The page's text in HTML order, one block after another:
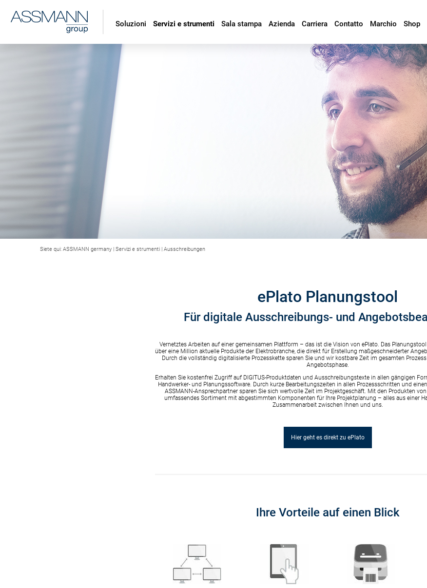
Soluzioni Servizi e strumenti Sala stampa Azienda Carriera Contatto Marchio Shop
Siete qui: ASSMANN germany | Servizi e strumenti | Ausschreibungen
ePlato Planungstool
Für digitale Ausschreibungs- und
Vernetztes Arbeiten auf einer gemeinsamen Plattform – das ist die Vision von ePlato. Das
über eine Million aktuelle Produkte der Elektrobranche, die direkt für Erstellung maßgeschneiderter
Durch die vollständig digitalisierte Prozesskette sparen Sie und wir kostbare Zeit im gesamten
Angebotsphase.
Erhalten Sie kostenfrei Zugriff auf DIGITUS-Produktdaten und Ausschreibungstexte in allen gängigen
Handwerker- und Planungssoftware. Durch kurze Bearbeitungszeiten in allen Prozessschritten und
ASSMANN-Ansprechpartner sparen Sie sich wertvolle Zeit im Projektgeschäft. Mit den Produkten von
umfassendes Sortiment mit abgestimmten Komponenten für Ihre Projektplanung – alles aus einer
Zusammenarbeit zwischen Ihnen und uns.
Hier geht es direkt zu ePlato
Ihre Vorteile auf einen Blick